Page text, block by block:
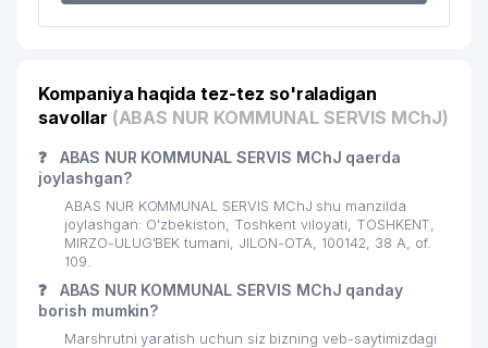
Kompaniya haqida tez-tez so'raladigan
savollar (ABAS NUR KOMMUNAL SERVIS MChJ)
❓
ABAS NUR KOMMUNAL SERVIS MChJ qaerda
joylashgan?
ABAS NUR KOMMUNAL SERVIS MChJ shu manzilda
joylashgan: O'zbekiston, Toshkent viloyati, TOSHKENT,
MIRZO-ULUG'BEK tumani, JILON-OTA, 100142, 38 A, of.
109.
❓
ABAS NUR KOMMUNAL SERVIS MChJ qanday
borish mumkin?
Marshrutni yaratish uchun siz bizning veb-saytimizdagi